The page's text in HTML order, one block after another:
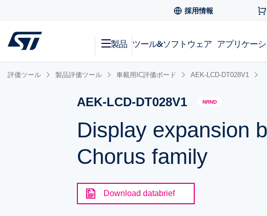
採用情報
製品 ツール&ソフトウェア アプリケー
評価ツール 製品評価ツール 車載用IC評価ボード AEK-LCD-DT028V1
AEK-LCD-DT028V1 NRND
Display expansion
Chorus family
Download databrief